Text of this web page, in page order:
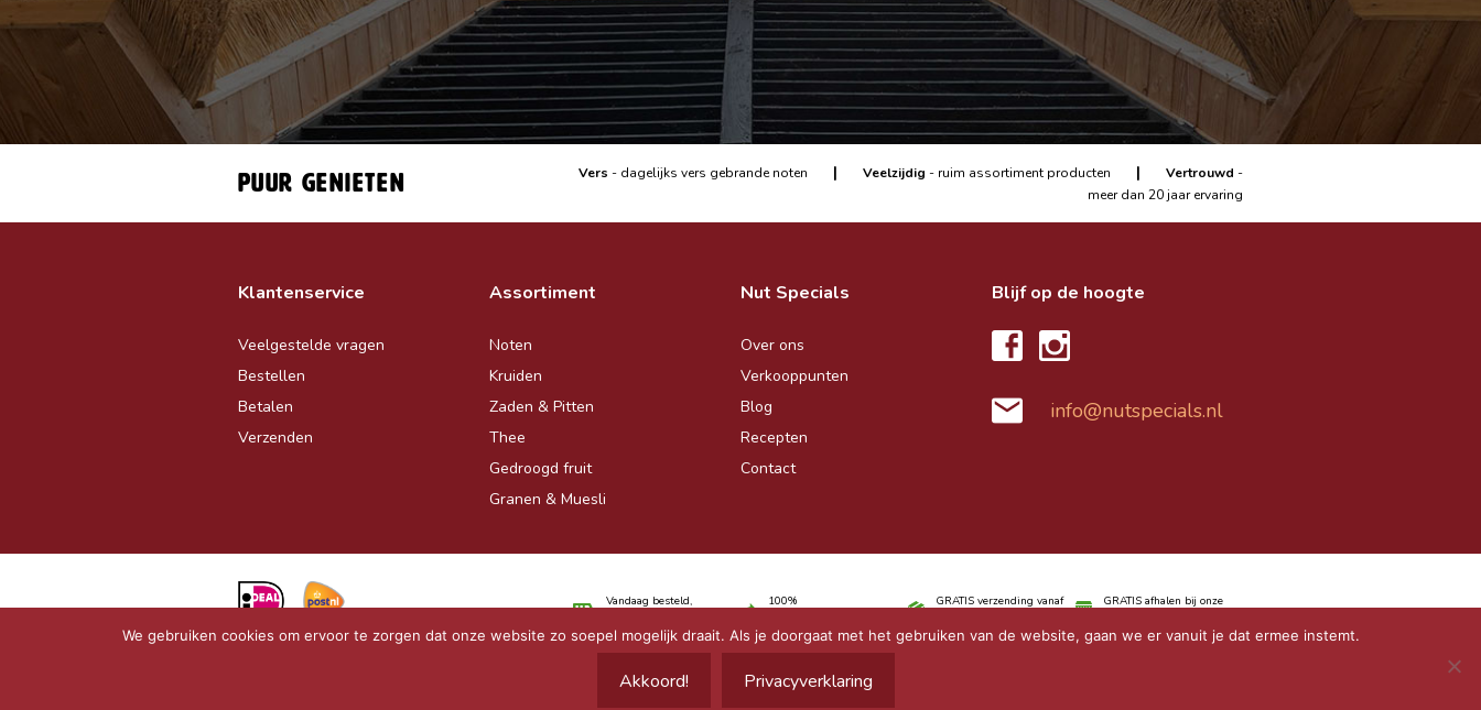
Puur genieten Vers - dagelijks vers gebrande noten | Veelzijdig - ruim assortiment producten | Vertrouwd -
meer dan 20 jaar ervaring
Klantenservice
Veelgestelde vragen
Bestellen
Betalen
Verzenden
Assortiment
Noten
Kruiden
Zaden & Pitten
Thee
Gedroogd fruit
Granen & Muesli
Nut Specials
Over ons
Verkooppunten
Blog
Recepten
Contact
Blijf op de hoogte
info@nutspecials.nl
Vandaag besteld,
100%
GRATIS verzending vanaf
GRATIS afhalen bij onze
Algemene Voorwarden-Privacyverklaring
We gebruiken cookies om ervoor te zorgen dat onze website zo soepel mogelijk draait. Als je doorgaat met het gebruiken van de website, gaan we er vanuit je dat ermee instemt.
Akkoord! Privacyverklaring